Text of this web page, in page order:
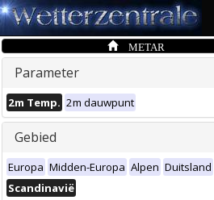
METAR
Parameter
2m Temp. 2m dauwpunt
Gebied
Europa Midden-Europa Alpen Duitsland
Scandinavië